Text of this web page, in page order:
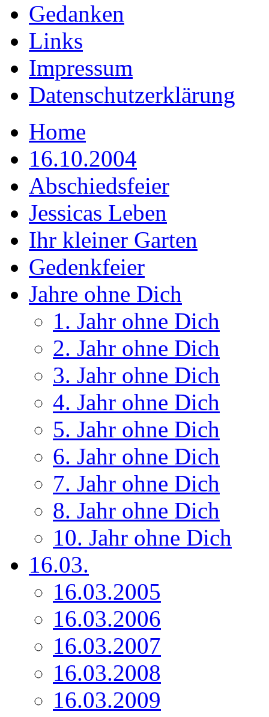
Gedanken
Links
Impressum
Datenschutzerklärung
Home
16.10.2004
Abschiedsfeier
Jessicas Leben
Ihr kleiner Garten
Gedenkfeier
Jahre ohne Dich
1. Jahr ohne Dich
2. Jahr ohne Dich
3. Jahr ohne Dich
4. Jahr ohne Dich
5. Jahr ohne Dich
6. Jahr ohne Dich
7. Jahr ohne Dich
8. Jahr ohne Dich
10. Jahr ohne Dich
16.03.
16.03.2005
16.03.2006
16.03.2007
16.03.2008
16.03.2009